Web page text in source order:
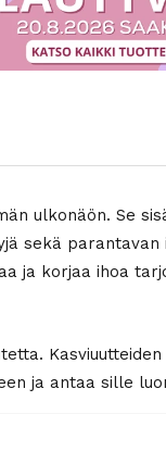
ulkonäön. Se
sekä parantavan
ja korjaa ihoa
ja antaa sille